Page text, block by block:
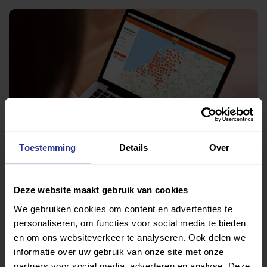
Toestemming Details Over
Deze website maakt gebruik van cookies
We gebruiken cookies om content en advertenties te
personaliseren, om functies voor social media te bieden
en om ons websiteverkeer te analyseren. Ook delen we
informatie over uw gebruik van onze site met onze
Vind jouw sport
Van atletiek tot zwemmen: met onze Sportzoeker
vind je gemakkelijk jouw favoriete sport of activiteit.